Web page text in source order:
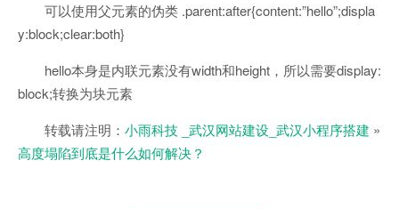
可以使用父元素的伪类 .parent:after{content:”hello”;displa
y:block;clear:both}
hello本身是内联元素没有width和height，所以需要display:
block;转换为块元素
转载请注明： 小雨科技 _武汉网站建设_武汉小程序搭建 »
高度塌陷到底是什么如何解决？